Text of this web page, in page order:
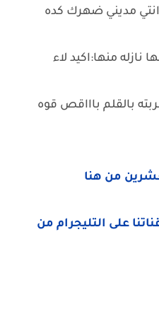
مديني ضهرك كده
منها:اكيد لاء
بالقلم باااقص قوه
من هنا
على التليجرام من